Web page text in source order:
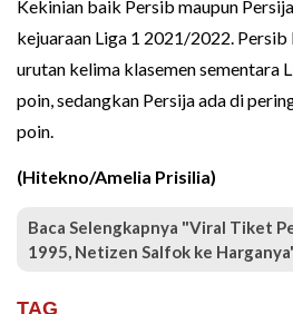
Kekinian baik Persib maupun
kejuaraan Liga 1 2021/2022.
urutan kelima klasemen sementara
poin, sedangkan Persija ada di
poin.
(Hitekno/Amelia Prisilia)
Baca Selengkapnya "Viral Tiket
1995, Netizen Salfok ke
TAG